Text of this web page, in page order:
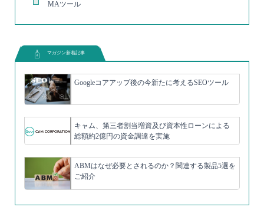
MAツール
マガジン新着記事
Googleコアアップ後の今新たに考えるSEOツール
キャム、第三者割当増資及び資本性ローンによる
総額約2億円の資金調達を実施
ABMはなぜ必要とされるのか？関連する製品5選を
ご紹介